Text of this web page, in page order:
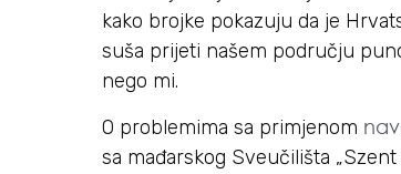
kako brojke pokazuju da je
suša prijeti našem području
nego mi.
O problemima sa primjenom
sa mađarskog Sveučilišta